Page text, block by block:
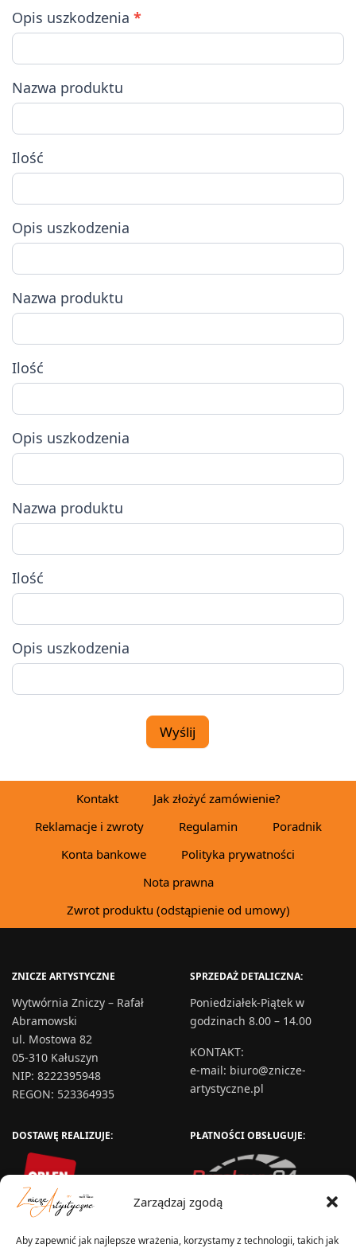
Zarządzaj zgodą
Aby zapewnić jak najlepsze wrażenia, korzystamy z technologii, takich jak
Opis uszkodzenia *
Nazwa produktu
Ilość
Opis uszkodzenia
Nazwa produktu
Ilość
Opis uszkodzenia
Nazwa produktu
Ilość
Opis uszkodzenia
Wyślij
Kontakt
Jak złożyć zamówienie?
Reklamacje i zwroty
Regulamin
Poradnik
Konta bankowe
Polityka prywatności
Nota prawna
Zwrot produktu (odstąpienie od umowy)
ZNICZE ARTYSTYCZNE
Wytwórnia Zniczy – Rafał
Abramowski
ul. Mostowa 82
05-310 Kałuszyn
NIP: 8222395948
REGON: 523364935
SPRZEDAŻ DETALICZNA:
Poniedziałek-Piątek w
godzinach 8.00 – 14.00
KONTAKT:
e-mail: biuro@znicze-
artystyczne.pl
DOSTAWĘ REALIZUJE: PŁATNOŚCI OBSŁUGUJE: